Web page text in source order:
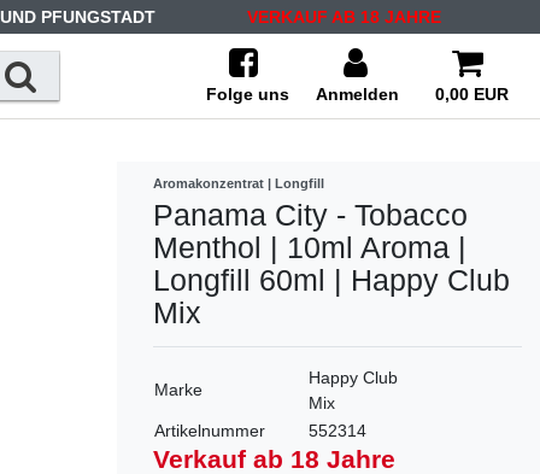
PFUNGSTADT VERKAUF AB 18 JAHRE
Folge uns Anmelden 0,00 EUR
Aromakonzentrat | Longfill
Panama City - Tobacco
Menthol | 10ml Aroma |
Longfill 60ml | Happy Club
Mix
Marke
Happy Club
Mix
Artikelnummer
552314
Verkauf ab 18 Jahre